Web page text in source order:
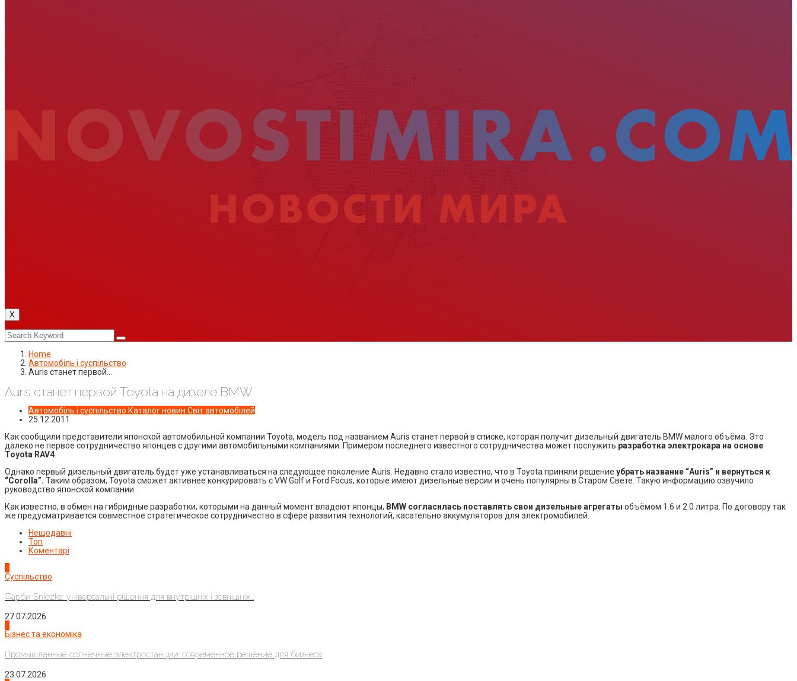
X
Home
Автомобіль і суспільство
Auris станет первой…
Auris станет первой Toyota на дизеле BMW
Автомобіль і суспільство Каталог новин Світ автомобілей
25.12.2011
Как сообщили представители японской автомобильной компании Toyota, модель под названием Auris станет первой в списке, которая получит дизельный двигатель BMW малого объёма. Это
далеко не первое сотрудничество японцев с другими автомобильными компаниями. Примером последнего известного сотрудничества может послужить разработка электрокара на основе
Toyota RAV4
Однако первый дизельный двигатель будет уже устанавливаться на следующее поколение Auris. Недавно стало известно, что в Toyota приняли решение убрать название “Auris” и вернуться к
“Corolla”. Таким образом, Toyota сможет активнее конкурировать с VW Golf и Ford Focus, которые имеют дизельные версии и очень популярны в Старом Свете. Такую информацию озвучило
руководство японской компании.
Как известно, в обмен на гибридные разработки, которыми на данный момент владеют японцы, BMW согласилась поставлять свои дизельные агрегаты объёмом 1.6 и 2.0 литра. По договору так
же предусматривается совместное стратегическое сотрудничество в сфере развития технологий, касательно аккумуляторов для электромобилей.
Нещодавні
Топ
Коментарі
Суспільство
Фарби Sniezka: універсальні рішення для внутрішніх і зовнішніх...
27.07.2026
Бізнес та економіка
Промышленные солнечные электростанции: современное решение для бизнеса
23.07.2026